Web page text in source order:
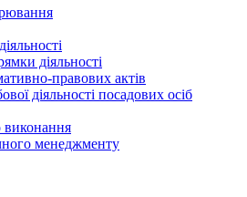
діяльності
правових актів
діяльності посадових осіб
виконання
менеджменту